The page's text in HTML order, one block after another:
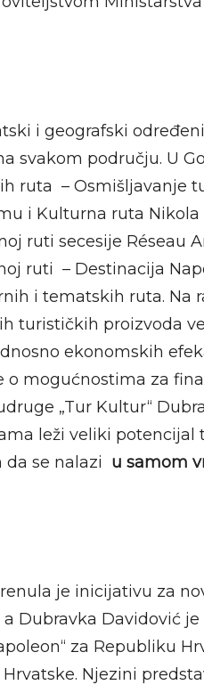
i geografski
svakom području. U
ruta – Osmišljavanje
i Kulturna ruta Nikola
ruti secesije Réseau
ruti – Destinacija
i tematskih ruta. Na
turističkih proizvoda
ekonomskih
o mogućnostima za
„Tur Kultur“
leži veliki potencijal
se nalazi u samom
je inicijativu za
a Dubravka Davidović
za Republiku
Njezini